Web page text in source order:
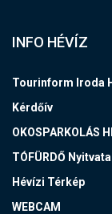
INFO HÉVÍZ
Tourinform Iroda
Kérdőív
OKOSPARKOLÁS
TÓFÜRDŐ
Hévízi Térkép
WEBCAM